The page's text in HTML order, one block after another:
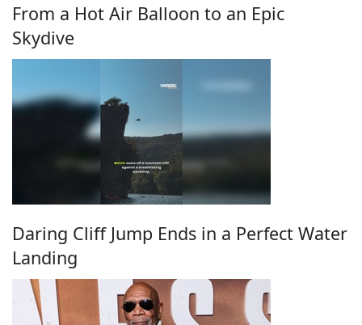
From a Hot Air Balloon to an Epic
Skydive
Daring Cliff Jump Ends in a Perfect Water
Landing